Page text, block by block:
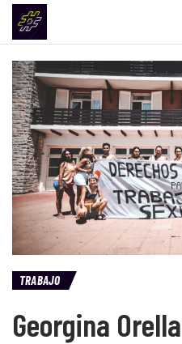
TRABAJO
Georgina